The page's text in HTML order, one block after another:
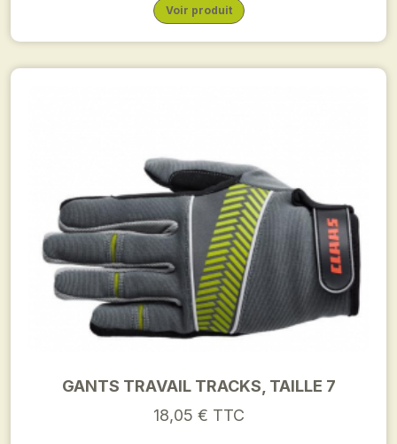
Voir produit
GANTS TRAVAIL TRACKS, TAILLE 7
18,05 € TTC